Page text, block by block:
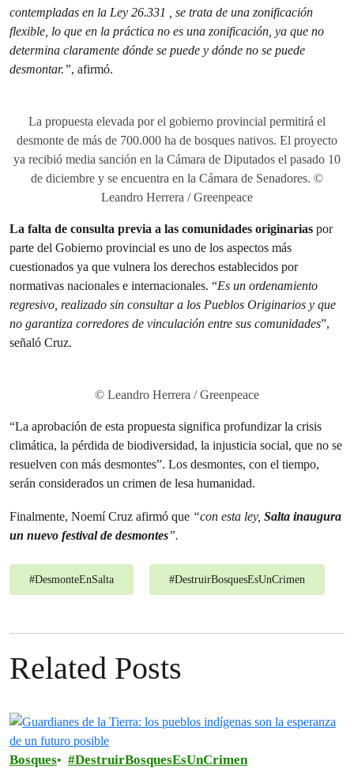
contempladas en la Ley 26.331 , se trata de una zonificación
flexible, lo que en la práctica no es una zonificación, ya que no
determina claramente dónde se puede y dónde no se puede
desmontar.”, afirmó.
La propuesta elevada por el gobierno provincial permitirá el
desmonte de más de 700.000 ha de bosques nativos. El proyecto
ya recibió media sanción en la Cámara de Diputados el pasado 10
de diciembre y se encuentra en la Cámara de Senadores. ©
Leandro Herrera / Greenpeace
La falta de consulta previa a las comunidades originarias por
parte del Gobierno provincial es uno de los aspectos más
cuestionados ya que vulnera los derechos establecidos por
normativas nacionales e internacionales. “Es un ordenamiento
regresivo, realizado sin consultar a los Pueblos Originarios y que
no garantiza corredores de vinculación entre sus comunidades”,
señaló Cruz.
© Leandro Herrera / Greenpeace
“La aprobación de esta propuesta significa profundizar la crisis
climática, la pérdida de biodiversidad, la injusticia social, que no se
resuelven con más desmontes”. Los desmontes, con el tiempo,
serán considerados un crimen de lesa humanidad.
Finalmente, Noemí Cruz afirmó que “con esta ley, Salta inaugura
un nuevo festival de desmontes”.
#DesmonteEnSalta #DestruirBosquesEsUnCrimen
Related Posts
Bosques DestruirBosquesEsUnCrimen